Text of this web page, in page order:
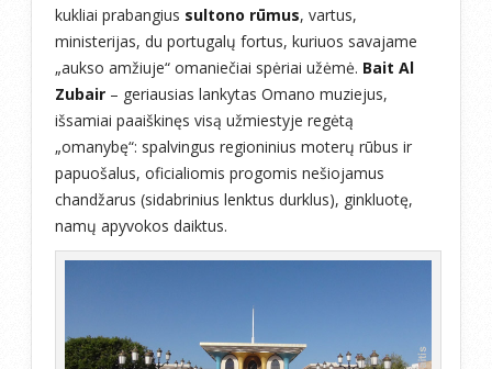
kukliai prabangius sultono rūmus, vartus,
ministerijas, du portugalų fortus, kuriuos savajame
„aukso amžiuje“ omaniečiai spėriai užėmė. Bait Al
Zubair – geriausias lankytas Omano muziejus,
išsamiai paaiškinęs visą užmiestyje regėtą
„omanybę“: spalvingus regioninius moterų rūbus ir
papuošalus, oficialiomis progomis nešiojamus
chandžarus (sidabrinius lenktus durklus), ginkluotę,
namų apyvokos daiktus.